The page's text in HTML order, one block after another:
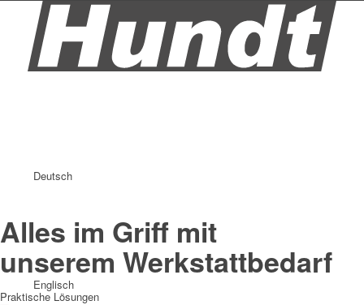
Deutsch
Englisch
Alles im Griff mit
unserem Werkstattbedarf
Praktische Lösungen